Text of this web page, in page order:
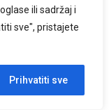
ili sadržaj i
sve", pristajete
Prihvatiti sve